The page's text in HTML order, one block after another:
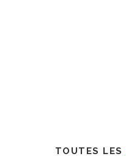
TOUTES LES